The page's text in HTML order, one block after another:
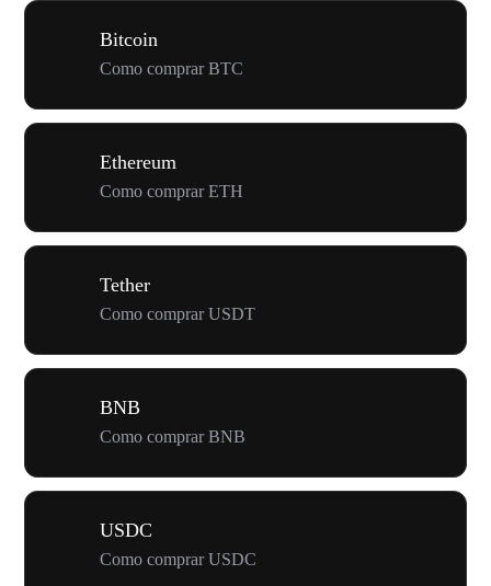
Bitcoin
Como comprar BTC
Ethereum
Como comprar ETH
Tether
Como comprar USDT
BNB
Como comprar BNB
USDC
Como comprar USDC